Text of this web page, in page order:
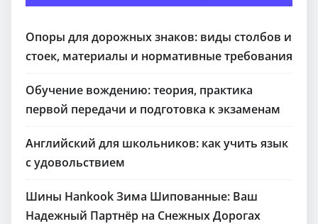
Опоры для дорожных знаков: виды столбов и
стоек, материалы и нормативные требования
Обучение вождению: теория, практика
первой передачи и подготовка к экзаменам
Английский для школьников: как учить язык
с удовольствием
Шины Hankook Зима Шипованные: Ваш
Надежный Партнёр на Снежных Дорогах